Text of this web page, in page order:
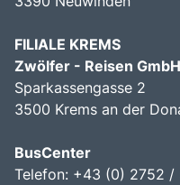
FILIALE KREMS
Zwölfer - Reisen GmbH
Sparkassengasse 2
3500 Krems an der
BusCenter
Telefon: +43 (0) 2752 /